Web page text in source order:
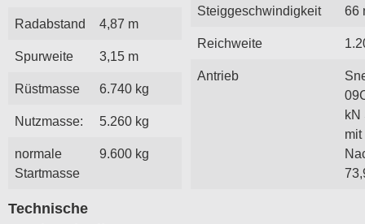
Radabstand 4,87 m
Spurweite 3,15 m
Rüstmasse 6.740 kg
Nutzmasse: 5.260 kg
normale
Startmasse
9.600 kg
Steiggeschwindigkeit 66
Reichweite
Antrieb
kN
mit
Technische